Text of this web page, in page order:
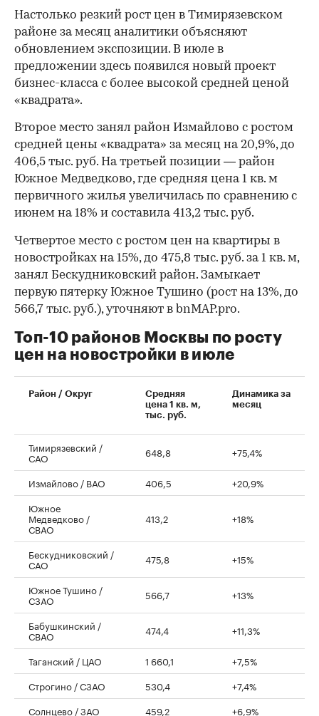
Настолько резкий рост цен в Тимирязевском
районе за месяц аналитики объясняют
обновлением экспозиции. В июле в
предложении здесь появился новый проект
бизнес-класса с более высокой средней ценой
«квадрата».
Второе место занял район Измайлово с ростом
средней цены «квадрата» за месяц на 20,9%, до
406,5 тыс. руб. На третьей позиции — район
Южное Медведково, где средняя цена 1 кв. м
первичного жилья увеличилась по сравнению с
июнем на 18% и составила 413,2 тыс. руб.
00:00 / 00:00
Четвертое место с ростом цен на квартиры в
новостройках на 15%, до 475,8 тыс. руб. за 1 кв. м,
занял Бескудниковский район. Замыкает
первую пятерку Южное Тушино (рост на 13%, до
566,7 тыс. руб.), уточняют в bnMAP.pro.
Топ-10 районов Москвы по росту
цен на новостройки в июле
Район / Округ
Средняя
цена 1 кв. м,
тыс. руб.
Динамика за
месяц
Тимирязевский /
САО 648,8 +75,4%
Измайлово / ВАО 406,5
+20,9%
Южное
Медведково /
СВАО
413,2 +18%
Бескудниковский /
САО 475,8 +15%
Южное Тушино /
СЗАО 566,7 +13%
Бабушкинский /
СВАО 474,4 +11,3%
Таганский / ЦАО 1 660,1
+7,5%
Строгино / СЗАО
530,4
+7,4%
Солнцево / ЗАО
459,2 +6,9%